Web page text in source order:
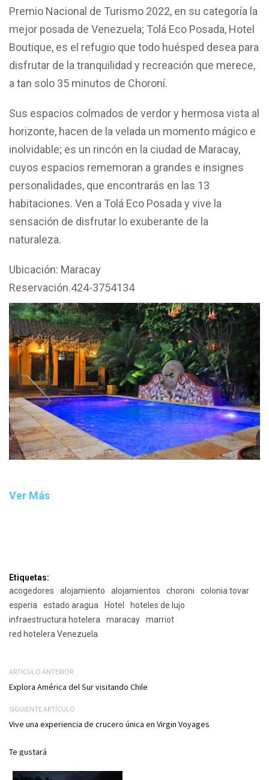
Premio Nacional de Turismo 2022, en su categoría la
mejor posada de Venezuela; Tolá Eco Posada, Hotel
Boutique, es el refugio que todo huésped desea para
disfrutar de la tranquilidad y recreación que merece,
a tan solo 35 minutos de Choroní.
Sus espacios colmados de verdor y hermosa vista al
horizonte, hacen de la velada un momento mágico e
inolvidable; es un rincón en la ciudad de Maracay,
cuyos espacios rememoran a grandes e insignes
personalidades, que encontrarás en las 13
habitaciones. Ven a Tolá Eco Posada y vive la
sensación de disfrutar lo exuberante de la
naturaleza.
Ubicación: Maracay
Reservación.424-3754134
Ver Más
Etiquetas:
acogedores
alojamiento alojamientos choroni
colonia tovar
esperia
estado aragua Hotel
hoteles de lujo
infraestructura hotelera
maracay
marriot
red hotelera Venezuela
ARTÍCULO ANTERIOR
Explora América del Sur visitando Chile
SIGUIENTE ARTÍCULO
Vive una experiencia de crucero única en Virgin Voyages
Te gustará